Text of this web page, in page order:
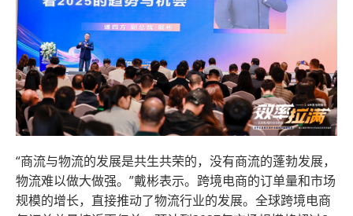
“商流与物流的发展是共生共荣的，没有商流的蓬勃发展，
物流难以做大做强。”戴彬表示。跨境电商的订单量和市场
规模的增长，直接推动了物流行业的发展。全球跨境电商